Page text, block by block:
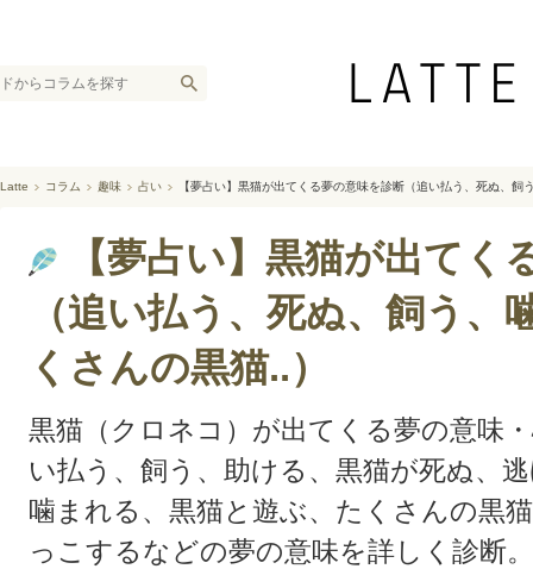
Latte コラム 趣味 占い 【夢占い】黒猫が出てくる夢の意味を診断（追い払う、死ぬ、
【夢占い】黒猫が出てく
（追い払う、死ぬ、飼う、
くさんの黒猫..）
黒猫（クロネコ）が出てくる夢の意味
い払う、飼う、助ける、黒猫が死ぬ、
噛まれる、黒猫と遊ぶ、たくさんの黒
っこするなどの夢の意味を詳しく診断